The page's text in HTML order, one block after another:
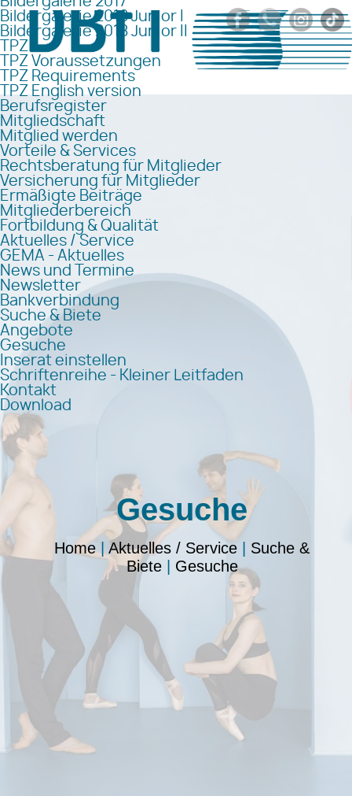
Bildergalerie 2018 Junior I
Bildergalerie 2018 Junior II
TPZ
TPZ Voraussetzungen
TPZ Requirements
TPZ English version
Berufsregister
Mitgliedschaft
Mitglied werden
Vorteile & Services
Rechtsberatung für Mitglieder
Versicherung für Mitglieder
Ermäßigte Beiträge
Mitgliederbereich
Fortbildung & Qualität
Aktuelles / Service
GEMA - Aktuelles
News und Termine
Newsletter
Bankverbindung
Suche & Biete
Angebote
Gesuche
Inserat einstellen
Schriftenreihe - Kleiner Leitfaden
Kontakt
Download
Gesuche
Home| Aktuelles / Service
Suche &
Biete| Gesuche